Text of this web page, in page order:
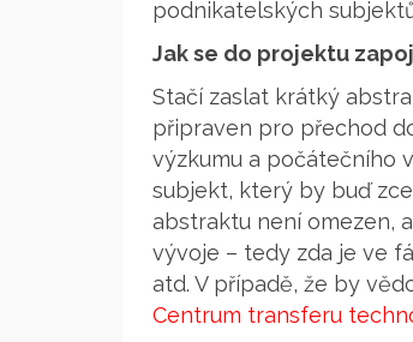
podnikatelských
Jak se do projektu
Stačí zaslat krátký
připraven pro přechod
výzkumu a počátečního
subjekt, který by buď
abstraktu není omezen,
vývoje – tedy zda je ve
atd. V případě, že by
Centrum transferu